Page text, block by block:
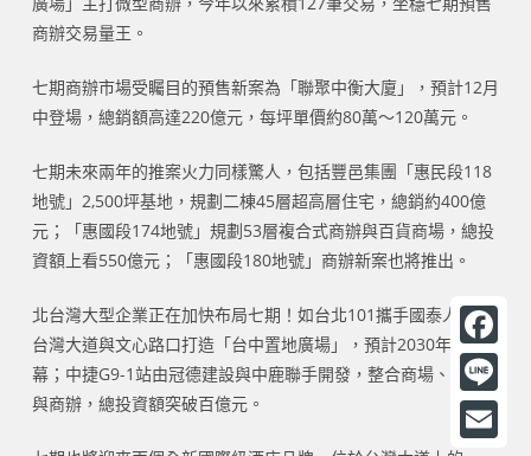
商辦交易量王。
七期商辦市場受矚目的預售新案為「聯聚中衡大廈」，預計12月
中登場，總銷額高達220億元，每坪單價約80萬～120萬元。
七期未來兩年的推案火力同樣驚人，包括豐邑集團「惠民段118
地號」2,500坪基地，規劃二棟45層超高層住宅，總銷約400億
元；「惠國段174地號」規劃53層複合式商辦與百貨商場，總投
資額上看550億元；「惠國段180地號」商辦新案也將推出。
北台灣大型企業正在加快布局七期！如台北101攜手國泰人壽在
台灣大道與文心路口打造「台中置地廣場」，預計2030年開
幕；中捷G9-1站由冠德建設與中鹿聯手開發，整合商場、飯店
與商辦，總投資額突破百億元。
F
a
c
L